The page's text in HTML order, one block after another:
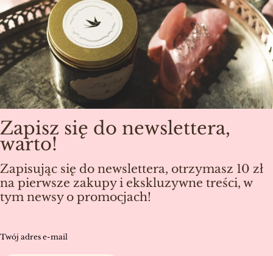
Zapisz się do newslettera,
warto!
Zapisując się do newslettera, otrzymasz 10 zł
na pierwsze zakupy i ekskluzywne treści, w
tym newsy o promocjach!
Twój adres e-mail